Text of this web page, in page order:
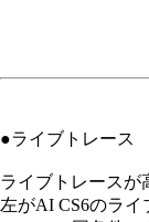
●ライブトレース
ライブトレースが
左がAI CS6のラ